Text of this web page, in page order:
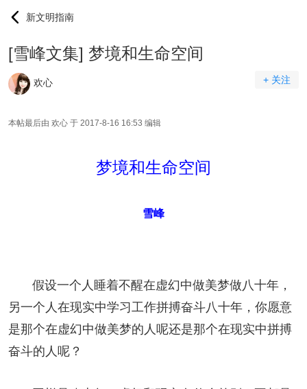
新文明指南
[雪峰文集] 梦境和生命空间
欢心 + 关注
本帖最后由 欢心 于 2017-8-16 16:53 编辑
梦境和生命空间
雪峰
假设一个人睡着不醒在虚幻中做美梦做八十年，
另一个人在现实中学习工作拼搏奋斗八十年，你愿意
是那个在虚幻中做美梦的人呢还是那个在现实中拼搏
奋斗的人呢？